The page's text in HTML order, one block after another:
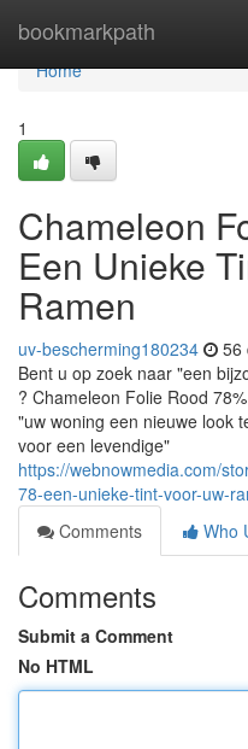
bookmarkpath
Home
Home
1
Chameleon
Een Unieke
Ramen
uv-bescherming180234 56
Bent u op zoek naar "een
? Chameleon Folie Rood
"uw woning een nieuwe look
voor een levendige"
https://webnowmedia.com/
78-een-unieke-tint-voor-uw-
Comments
Who
Comments
Submit a Comment
No HTML